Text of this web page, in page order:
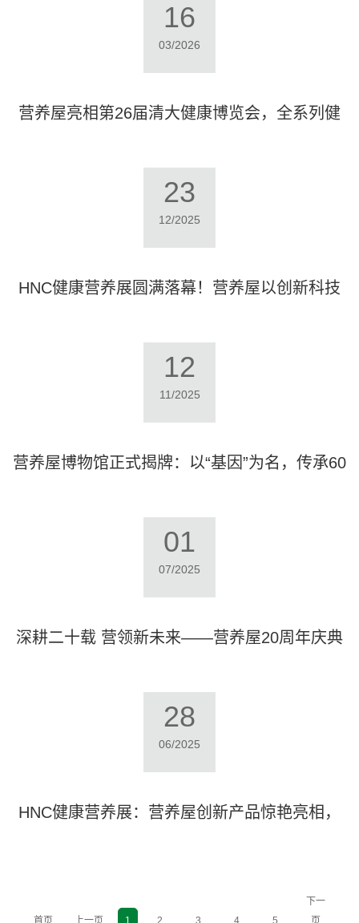
16
03/2026
营养屋亮相第26届清大健康博览会，全系列健
康产品赋能银发健康新发展
23
12/2025
HNC健康营养展圆满落幕！营养屋以创新科技
引领健康新风尚
12
11/2025
营养屋博物馆正式揭牌：以“基因”为名，传承60
载科研薪火
01
07/2025
深耕二十载 营领新未来——营养屋20周年庆典
圆满落幕
28
06/2025
HNC健康营养展：营养屋创新产品惊艳亮相，
首页 上一页 1 2 3 4 5
下一
页